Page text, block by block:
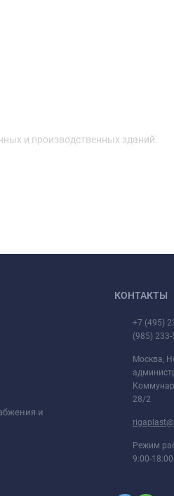
и производственных зданий.
и
КОНТАКТЫ
+7 (495)
(985) 233-
Москва,
28/2
Режим
9:00-18:00